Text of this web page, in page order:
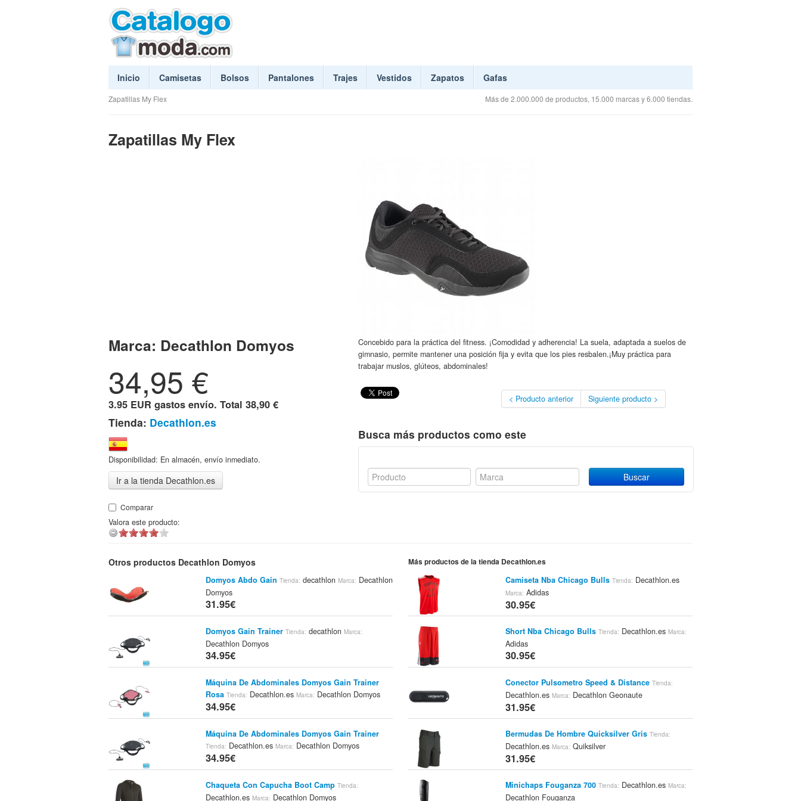
Inicio Camisetas Bolsos Pantalones Trajes Vestidos Zapatos Gafas
Zapatillas My Flex Más de 2.000.000 de productos, 15.000 marcas y 6.000 tiendas.
Zapatillas My Flex
Marca: Decathlon Domyos
34,95 €
3.95 EUR gastos envío. Total 38,90 €
Tienda: Decathlon.es
Disponibilidad: En almacén, envío inmediato.
Ir a la tienda Decathlon.es
Comparar
Valora este producto:
Concebido para la práctica del fitness. ¡Comodidad y adherencia! La suela, adaptada a suelos de
gimnasio, permite mantener una posición fija y evita que los pies resbalen.¡Muy práctica para
trabajar muslos, glúteos, abdominales!
< Producto anterior Siguiente producto >
Busca más productos como este
Otros productos Decathlon Domyos
Domyos Abdo Gain Tienda: decathlonMarca: Decathlon
Domyos
31.95€
Domyos Gain Trainer Tienda: decathlonMarca:
Decathlon Domyos
34.95€
Máquina De Abdominales Domyos Gain Trainer
Rosa Tienda: Decathlon.esMarca: Decathlon Domyos
34.95€
Máquina De Abdominales Domyos Gain Trainer
Tienda: Decathlon.esMarca: Decathlon Domyos
34.95€
Chaqueta Con Capucha Boot Camp Tienda:
Decathlon.esMarca: Decathlon Domyos
Más productos de la tienda Decathlon.es
Camiseta Nba Chicago Bulls Tienda: Decathlon.es
Marca: Adidas
30.95€
Short Nba Chicago Bulls Tienda: Decathlon.es Marca:
Adidas
30.95€
Conector Pulsometro Speed & Distance Tienda:
Decathlon.es Marca: Decathlon Geonaute
31.95€
Bermudas De Hombre Quicksilver Gris Tienda:
Decathlon.es Marca: Quiksilver
31.95€
Minichaps Fouganza 700 Tienda: Decathlon.es Marca:
Decathlon Fouganza